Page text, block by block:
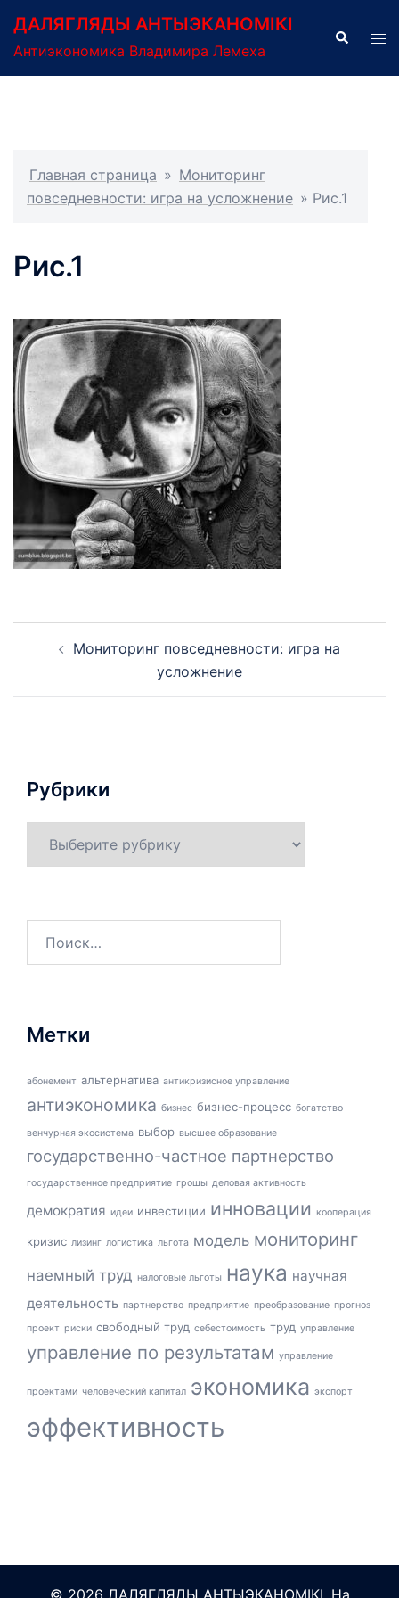
содержимому
ДАЛЯГЛЯДЫ АНТЫЭКАНОМІКІ
Антиэкономика Владимира Лемеха
Поиск
Главная страница » Мониторинг
повседневности: игра на усложнение » Рис.1
Рис.1
Навигация
записям
Мониторинг повседневности: игра на
усложнение
Рубрики
Метки
абонемент альтернатива антикризисное управление
антиэкономика бизнес бизнес-процесс богатство
венчурная экосистема выбор высшее образование
государственно-частное партнерство
государственное предприятие грошы деловая активность
демократия идеи инвестиции инновации кооперация
кризис лизинг логистика льгота модель мониторинг
наемный труд налоговые льготы наука научная
деятельность партнерство предприятие преобразование прогноз
проект риски свободный труд себестоимость труд управление
управление по результатам управление
проектами человеческий капитал экономика экспорт
эффективность
© 2026 ДАЛЯГЛЯДЫ АНТЫЭКАНОМІКІ. На